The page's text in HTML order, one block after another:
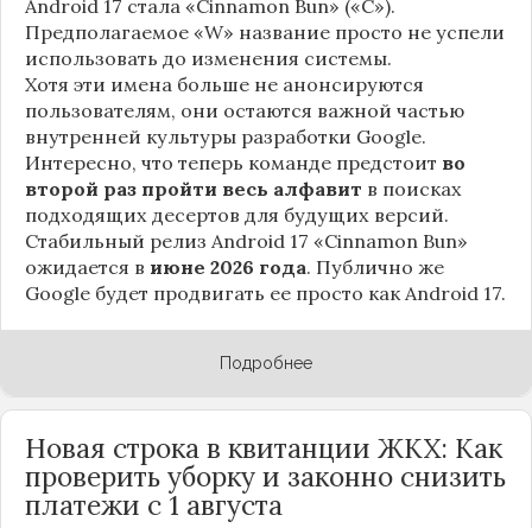
Android 17 стала «Cinnamon Bun» («C»).
Предполагаемое «W» название просто не успели
использовать до изменения системы.
Хотя эти имена больше не анонсируются
пользователям, они остаются важной частью
внутренней культуры разработки Google.
Интересно, что теперь команде предстоит во
второй раз пройти весь алфавит в поисках
подходящих десертов для будущих версий.
Стабильный релиз Android 17 «Cinnamon Bun»
ожидается в июне 2026 года. Публично же
Google будет продвигать ее просто как Android 17.
Подробнее
Новая строка в квитанции ЖКХ: Как
проверить уборку и законно снизить
платежи с 1 августа